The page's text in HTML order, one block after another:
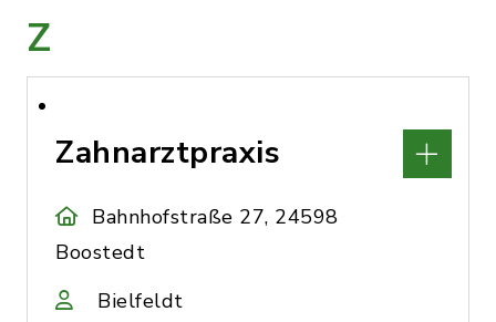
Z
Zahnarztpraxis
Bahnhofstraße 27, 24598
Boostedt
Bielfeldt